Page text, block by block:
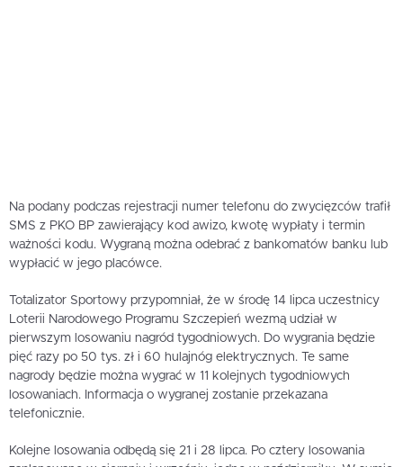
Na podany podczas rejestracji numer telefonu do zwycięzców trafił
SMS z PKO BP zawierający kod awizo, kwotę wypłaty i termin
ważności kodu. Wygraną można odebrać z bankomatów banku lub
wypłacić w jego placówce.
Totalizator Sportowy przypomniał, że w środę 14 lipca uczestnicy
Loterii Narodowego Programu Szczepień wezmą udział w
pierwszym losowaniu nagród tygodniowych. Do wygrania będzie
pięć razy po 50 tys. zł i 60 hulajnóg elektrycznych. Te same
nagrody będzie można wygrać w 11 kolejnych tygodniowych
losowaniach. Informacja o wygranej zostanie przekazana
telefonicznie.
Kolejne losowania odbędą się 21 i 28 lipca. Po cztery losowania